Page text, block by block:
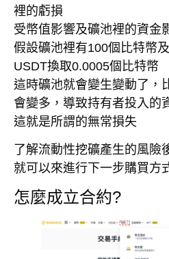
裡的虧損
受幣值影響及礦池裡的資金
假設礦池裡有100個比特幣
USDT換取0.0005個比特幣
這時礦池就會變生變動了，
會變多，導致持有者投入的
這就是所謂的無常損失
了解流動性挖礦產生的風險
就可以來進行下一步購買方
怎麼成立合約?